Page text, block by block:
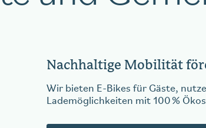
Nachhaltige Mobilität
Wir bieten E-Bikes für Gäste,
Lademöglichkeiten mit 100 %